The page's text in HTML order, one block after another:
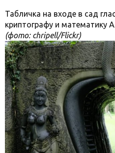
Табличка на входе в сад
криптографу и математику
(фото: chripell/Flickr)